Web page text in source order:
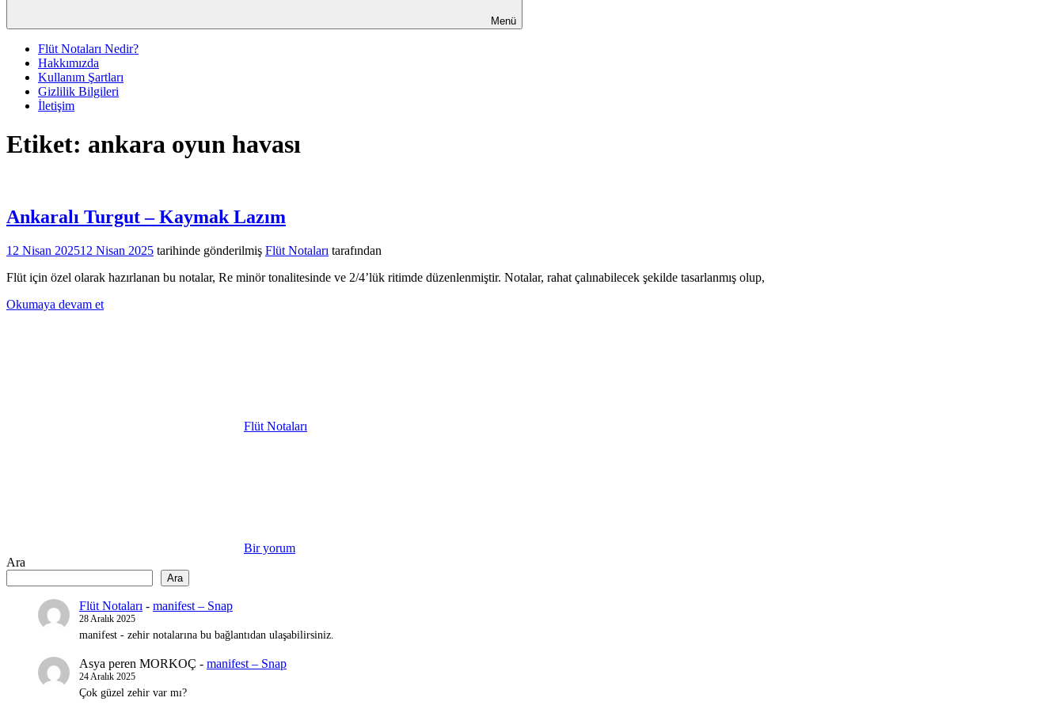
Menü
Flüt Notaları Nedir?
Hakkımızda
Kullanım Şartları
Gizlilik Bilgileri
İletişim
Etiket: ankara oyun havası
Ankaralı Turgut – Kaymak Lazım
12 Nisan 202512 Nisan 2025 tarihinde gönderilmiş Flüt Notaları tarafından
Flüt için özel olarak hazırlanan bu notalar, Re minör tonalitesinde ve 2/4’lük ritimde düzenlenmiştir. Notalar, rahat çalınabilecek şekilde tasarlanmış olup,
Okumaya devam et
Flüt Notaları
Bir yorum
Ara
Ara
Flüt Notaları - manifest – Snap
28 Aralık 2025
manifest - zehir notalarına bu bağlantıdan ulaşabilirsiniz.
Asya peren MORKOÇ - manifest – Snap
24 Aralık 2025
Çok güzel zehir var mı?